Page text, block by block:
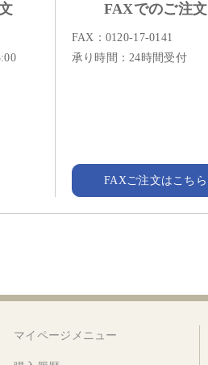
FAXでのご注文
FAX：0120-17-0141
承り時間：24時間受付
FAXご注文はこちら
マイページメニュー